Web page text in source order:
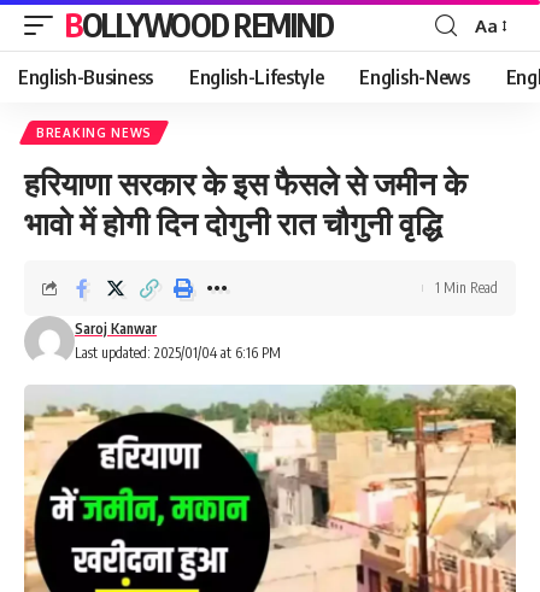
BOLLYWOOD REMIND
Font
Resizer
Aa
English-Business English-Lifestyle English-News
BREAKING NEWS
हरियाणा सरकार के इस फैसले से जमीन के
भावो में होगी दिन दोगुनी रात चौगुनी वृद्धि
Last updated: 2025/01/04 at 6:16 PM
Saroj Kanwar
1 Min Read